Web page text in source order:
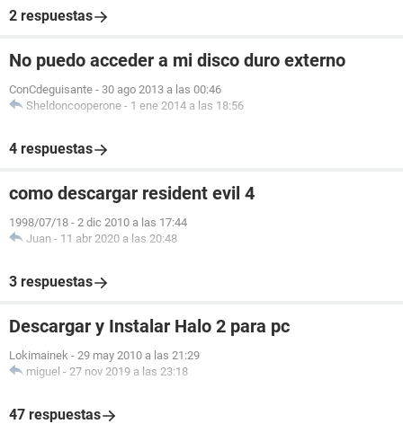
2 respuestas
No puedo acceder a mi disco duro externo
ConCdeguisante - 30 ago 2013 a las 00:46
Sheldoncooperone - 1 ene 2014 a las 18:56
4 respuestas
como descargar resident evil 4
1998/07/18 - 2 dic 2010 a las 17:44
Juan - 11 abr 2020 a las 20:48
3 respuestas
Descargar y Instalar Halo 2 para pc
Lokimainek - 29 may 2010 a las 21:29
miguel - 27 nov 2019 a las 23:18
47 respuestas